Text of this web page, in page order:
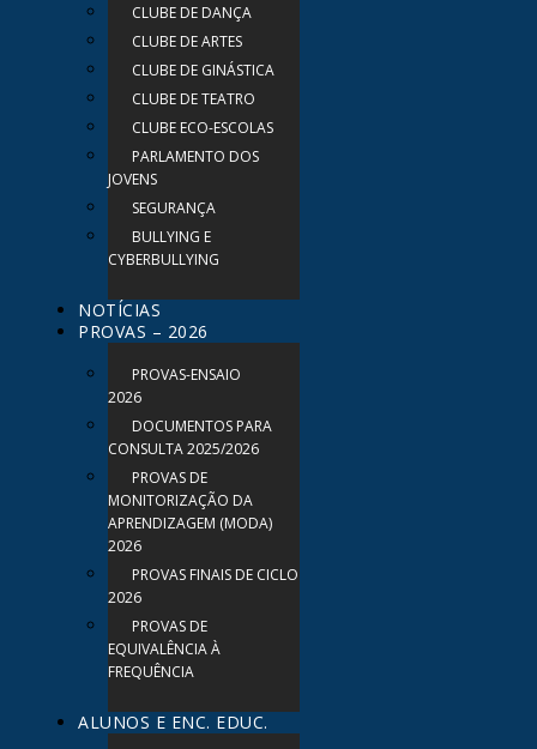
CLUBE DE DANÇA
CLUBE DE ARTES
CLUBE DE GINÁSTICA
CLUBE DE TEATRO
CLUBE ECO-ESCOLAS
PARLAMENTO DOS
JOVENS
SEGURANÇA
BULLYING E
CYBERBULLYING
NOTÍCIAS
PROVAS – 2026
PROVAS-ENSAIO
2026
DOCUMENTOS PARA
CONSULTA 2025/2026
PROVAS DE
MONITORIZAÇÃO DA
APRENDIZAGEM (MODA)
2026
PROVAS FINAIS DE CICLO
2026
PROVAS DE
EQUIVALÊNCIA À
FREQUÊNCIA
ALUNOS E ENC. EDUC.